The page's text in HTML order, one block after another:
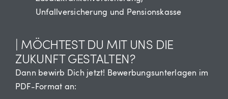
Unfallversicherung und Pensionskasse
| MÖCHTEST DU MIT UNS DIE
ZUKUNFT GESTALTEN?
Dann bewirb Dich jetzt! Bewerbungsunterlagen im
PDF-Format an: